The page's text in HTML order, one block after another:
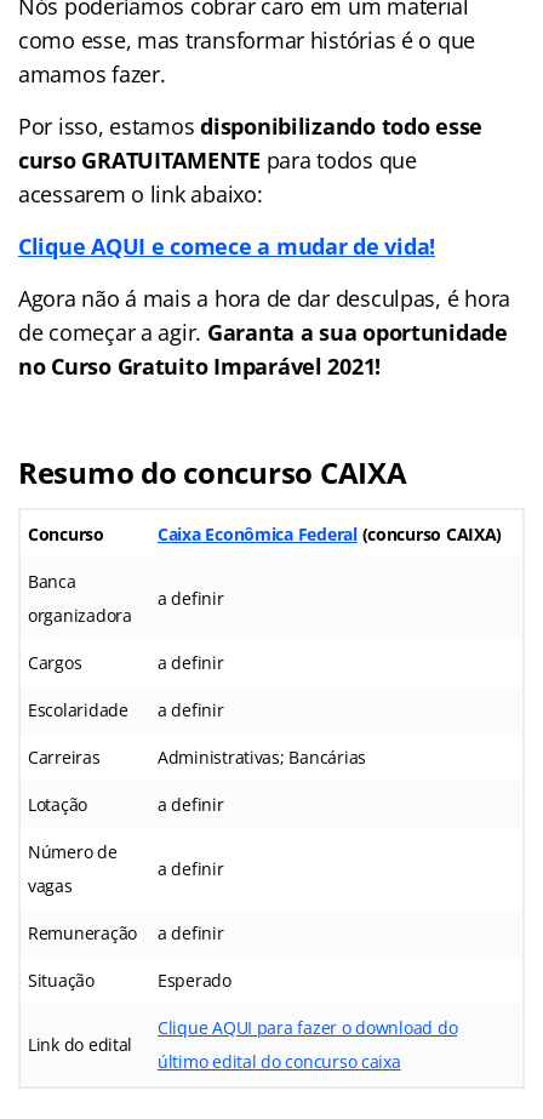
Nós poderíamos cobrar caro em um material
como esse, mas transformar histórias é o que
amamos fazer.
Por isso, estamos disponibilizando todo esse
curso GRATUITAMENTE para todos que
acessarem o link abaixo:
Clique AQUI e comece a mudar de vida!
Agora não á mais a hora de dar desculpas, é hora
de começar a agir. Garanta a sua oportunidade
no Curso Gratuito Imparável 2021!
Resumo do concurso CAIXA
Concurso Caixa Econômica Federal (concurso CAIXA)
Banca
organizadora
a definir
Cargos a definir
Escolaridade a definir
Carreiras Administrativas; Bancárias
Lotação a definir
Número de
vagas
a definir
Remuneração a definir
Situação Esperado
Link do edital
Clique AQUI para fazer o download do
último edital do concurso caixa